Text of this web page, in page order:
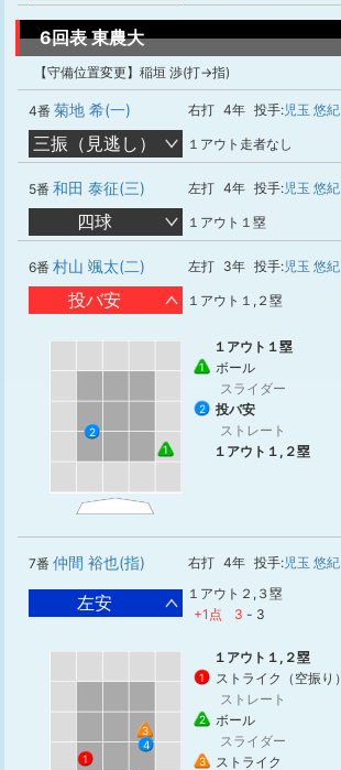
6回表 東農大
【守備位置変更】稲垣 渉(打→指)
4番 菊地 希(一) 右打 4年 投手:児玉 悠紀
三振（見逃し） １アウト走者なし
5番 和田 泰征(三) 左打 4年 投手:児玉 悠紀
四球 １アウト１塁
6番 村山 颯太(二) 左打 3年 投手:児玉 悠紀
投バ安 １アウト１,２塁
1
2
１アウト１塁
1 ボール
スライダー
2
投バ安
ストレート
１アウト１,２塁
7番 仲間 裕也(指) 右打 4年 投手:児玉 悠紀
左安
１アウト２,３塁
+1点
3 - 3
1
3
4
１アウト１,２塁
1 ストライク（空振り）
ストレート
2 ボール
スライダー
3 ストライク